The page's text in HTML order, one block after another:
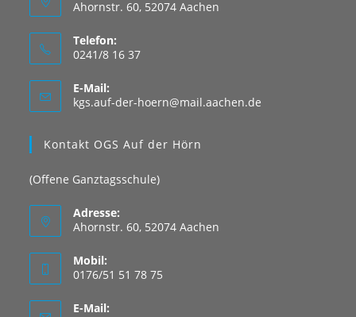
Ahornstr. 60, 52074 Aachen
Telefon:
0241/8 16 37
E-Mail:
kgs.auf-der-hoern@mail.aachen.de
Kontakt OGS Auf der Hörn
(Offene Ganztagsschule)
Adresse:
Ahornstr. 60, 52074 Aachen
Mobil:
0176/51 51 78 75
E-Mail: